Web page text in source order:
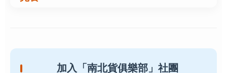
加入「南北貨俱樂部」社團